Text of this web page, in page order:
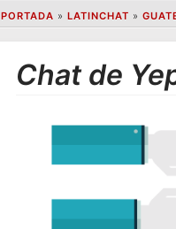
PORTADA » LATINCHAT »
Chat de